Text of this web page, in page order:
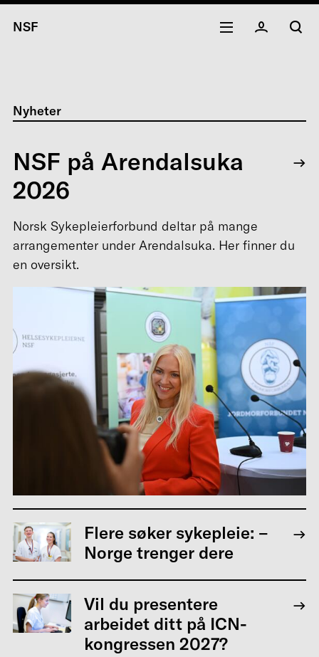
NSF
Nyheter
NSF på Arendalsuka
2026
Norsk Sykepleierforbund deltar på mange
arrangementer under Arendalsuka. Her finner du
en oversikt.
Flere søker sykepleie: –
Norge trenger dere
Vil du presentere
arbeidet ditt på ICN-
kongressen 2027?